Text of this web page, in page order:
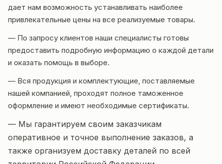
дает нам возможность устанавливать наиболее
привлекательные цены на все реализуемые товары.
— По запросу клиентов наши специалисты готовы
предоставить подробную информацию о каждой детали
и оказать помощь в выборе.
— Вся продукция и комплектующие, поставляемые
нашей компанией, проходят полное таможенное
оформление и имеют необходимые сертификаты.
— Мы гарантируем своим заказчикам
оперативное и точное выполнение заказов, а
также организуем доставку деталей по всей